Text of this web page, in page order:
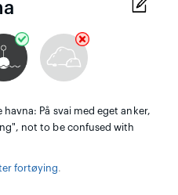
På svai med eget anker,
not to be confused with
fortøying.